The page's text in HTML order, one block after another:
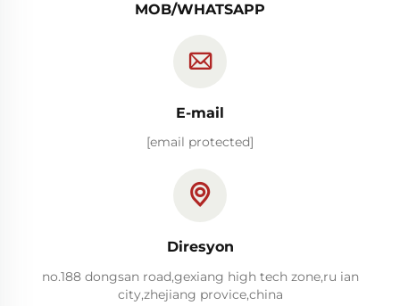
MOB/WHATSAPP
E-mail
[email protected]
Diresyon
no.188 dongsan road,gexiang high tech zone,ru ian
city,zhejiang provice,china